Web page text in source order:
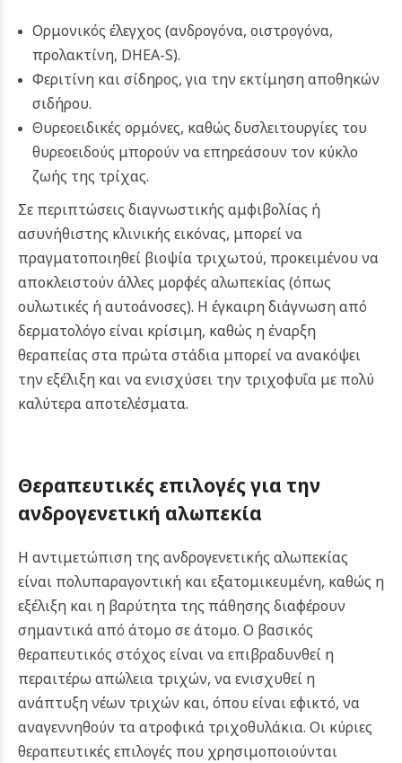
Ορμονικός έλεγχος (ανδρογόνα, οιστρογόνα,
προλακτίνη, DHEA-S).
Φεριτίνη και σίδηρος, για την εκτίμηση αποθηκών
σιδήρου.
Θυρεοειδικές ορμόνες, καθώς δυσλειτουργίες του
θυρεοειδούς μπορούν να επηρεάσουν τον κύκλο
ζωής της τρίχας.
Σε περιπτώσεις διαγνωστικής αμφιβολίας ή
ασυνήθιστης κλινικής εικόνας, μπορεί να
πραγματοποιηθεί βιοψία τριχωτού, προκειμένου να
αποκλειστούν άλλες μορφές αλωπεκίας (όπως
ουλωτικές ή αυτοάνοσες). Η έγκαιρη διάγνωση από
δερματολόγο είναι κρίσιμη, καθώς η έναρξη
θεραπείας στα πρώτα στάδια μπορεί να ανακόψει
την εξέλιξη και να ενισχύσει την τριχοφυΐα με πολύ
καλύτερα αποτελέσματα.
Θεραπευτικές επιλογές για την
ανδρογενετική αλωπεκία
Η αντιμετώπιση της ανδρογενετικής αλωπεκίας
είναι πολυπαραγοντική και εξατομικευμένη, καθώς η
εξέλιξη και η βαρύτητα της πάθησης διαφέρουν
σημαντικά από άτομο σε άτομο. Ο βασικός
θεραπευτικός στόχος είναι να επιβραδυνθεί η
περαιτέρω απώλεια τριχών, να ενισχυθεί η
ανάπτυξη νέων τριχών και, όπου είναι εφικτό, να
αναγεννηθούν τα ατροφικά τριχοθυλάκια. Οι κύριες
θεραπευτικές επιλογές που χρησιμοποιούνται